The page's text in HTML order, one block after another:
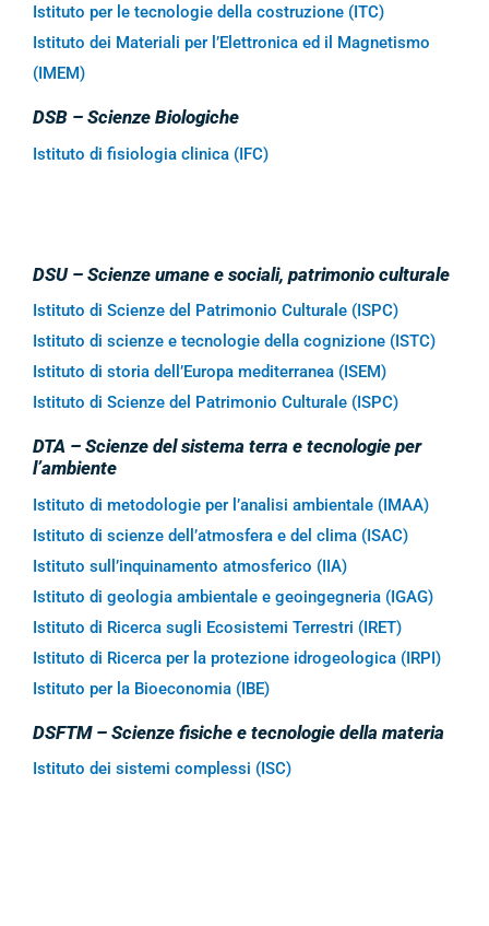
Istituto per le tecnologie della costruzione (ITC)
Istituto dei Materiali per l’Elettronica ed il Magnetismo
(IMEM)
DSB – Scienze Biologiche
Istituto di fisiologia clinica (IFC)
DSU – Scienze umane e sociali, patrimonio culturale
Istituto di Scienze del Patrimonio Culturale (ISPC)
Istituto di scienze e tecnologie della cognizione (ISTC)
Istituto di storia dell’Europa mediterranea (ISEM)
Istituto di Scienze del Patrimonio Culturale (ISPC)
DTA – Scienze del sistema terra e tecnologie per
l’ambiente
Istituto di metodologie per l’analisi ambientale (IMAA)
Istituto di scienze dell’atmosfera e del clima (ISAC)
Istituto sull’inquinamento atmosferico (IIA)
Istituto di geologia ambientale e geoingegneria (IGAG)
Istituto di Ricerca sugli Ecosistemi Terrestri (IRET)
Istituto di Ricerca per la protezione idrogeologica (IRPI)
Istituto per la Bioeconomia (IBE)
DSFTM – Scienze fisiche e tecnologie della materia
Istituto dei sistemi complessi (ISC)